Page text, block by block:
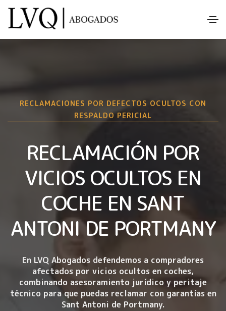
RECLAMACIONES POR DEFECTOS OCULTOS CON
RESPALDO PERICIAL
RECLAMACIÓN POR
VICIOS OCULTOS EN
COCHE EN SANT
ANTONI DE PORTMANY
En LVQ Abogados defendemos a compradores
afectados por vicios ocultos en coches,
combinando asesoramiento jurídico y peritaje
técnico para que puedas reclamar con garantías en
Sant Antoni de Portmany.